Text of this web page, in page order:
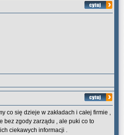
co się dzieje w zakładach i całej firmie ,
bez zgody zarządu , ale puki co to
ciekawych informacji .